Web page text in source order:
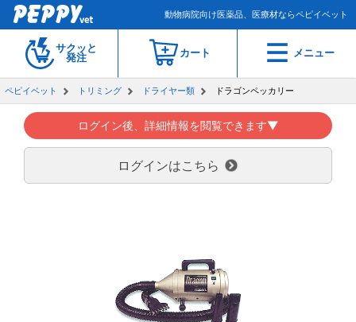
動物病院向け医薬品、医療材ならペピイベット
サクッと
発注
カート メニュー
ペピイベット トリミング ドライヤー類 ドラゴンペッカリー
ログイン後、詳細情報を閲覧できます▼
ログインはこちら